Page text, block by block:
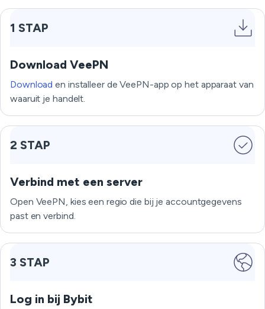
1 STAP
Download VeePN
Download en installeer de VeePN-app op het apparaat van
waaruit je handelt.
2 STAP
Verbind met een server
Open VeePN, kies een regio die bij je accountgegevens
past en verbind.
3 STAP
Log in bij Bybit